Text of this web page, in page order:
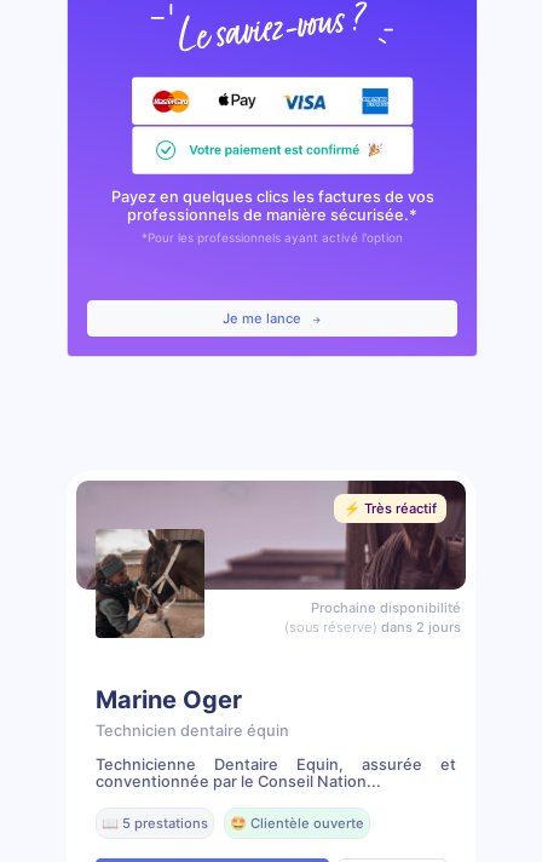
Payez en quelques clics les factures de vos
professionnels de manière sécurisée.*
*Pour les professionnels ayant activé l'option
Je me lance
⚡️ Très réactif
Prochaine disponibilité
(sous réserve) dans 2 jours
Marine Oger
Technicien dentaire équin
Technicienne Dentaire Equin, assurée et
conventionnée par le Conseil Nation...
📖 5 prestations 🤩 Clientèle ouverte